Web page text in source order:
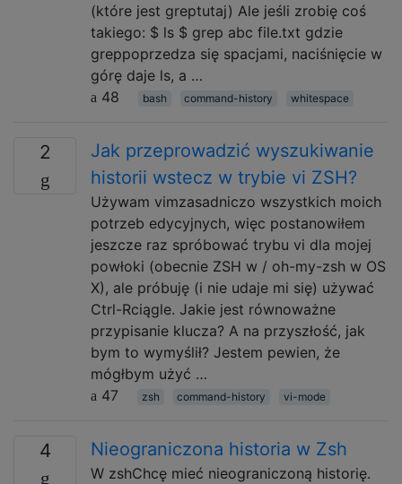
(które jest greptutaj) Ale jeśli zrobię coś
takiego: $ ls $ grep abc file.txt gdzie
greppoprzedza się spacjami, naciśnięcie w
górę daje ls, a …
48
bash command-history whitespace
2
Jak przeprowadzić wyszukiwanie
historii wstecz w trybie vi ZSH?
Używam vimzasadniczo wszystkich moich
potrzeb edycyjnych, więc postanowiłem
jeszcze raz spróbować trybu vi dla mojej
powłoki (obecnie ZSH w / oh-my-zsh w OS
X), ale próbuję (i nie udaje mi się) używać
Ctrl-Rciągle. Jakie jest równoważne
przypisanie klucza? A na przyszłość, jak
bym to wymyślił? Jestem pewien, że
mógłbym użyć …
47
zsh command-history vi-mode
4 Nieograniczona historia w Zsh
W zshChcę mieć nieograniczoną historię.